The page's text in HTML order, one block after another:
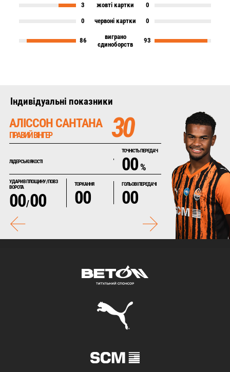
3 жовті картки 0
0 червоні картки 0
86
виграно
єдиноборств
93
Iндивідуальні показники
АЛІССОН САНТАНА
ПРАВИЙ ВІНГЕР 30
ЛІДЕРСЬКІ ЯКОСТІ
ТОЧНІСТЬ ПЕРЕДАЧ
00 %
УДАРИ В ПЛОЩИНУ / ПОВЗ
ВОРОТА
00/00
ТОРКАННЯ
00
ГОЛЬОВІ ПЕРЕДАЧІ
00